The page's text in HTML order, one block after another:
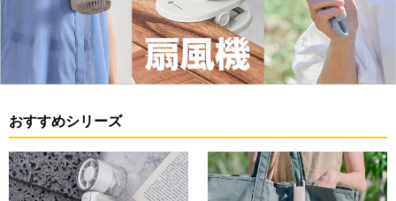
おすすめシリーズ